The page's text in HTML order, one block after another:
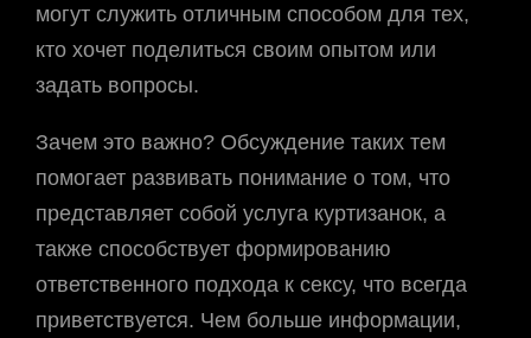
могут служить отличным способом для тех,
кто хочет поделиться своим опытом или
задать вопросы.
Зачем это важно? Обсуждение таких тем
помогает развивать понимание о том, что
представляет собой услуга куртизанок, а
также способствует формированию
ответственного подхода к сексу, что всегда
приветствуется. Чем больше информации,